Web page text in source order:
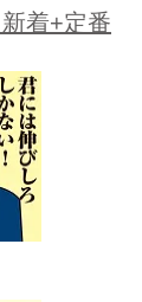
着+定番